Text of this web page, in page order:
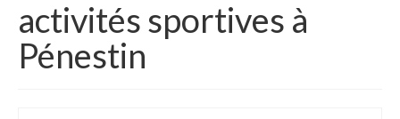
activités sportives à
Pénestin